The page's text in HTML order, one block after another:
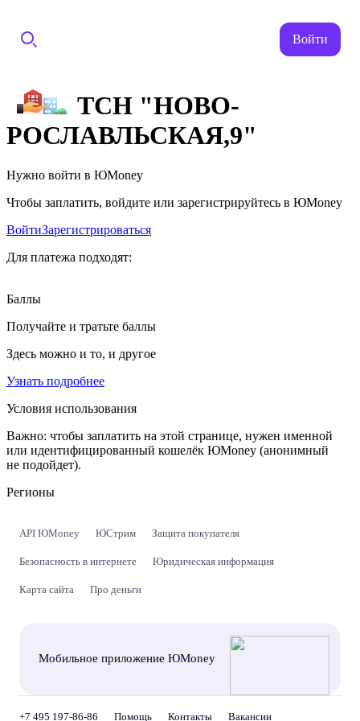
Войти
ТСН "НОВО-
РОСЛАВЛЬСКАЯ,9"
Нужно войти в ЮMoney
Чтобы заплатить, войдите или зарегистрируйтесь в ЮMoney
ВойтиЗарегистрироваться
Для платежа подходят:
Баллы
Получайте и тратьте баллы
Здесь можно и то, и другое
Узнать подробнее
Условия использования
Важно: чтобы заплатить на этой странице, нужен именной
или идентифицированный кошелёк ЮMoney (анонимный
не подойдет).
Регионы
API ЮMoney ЮСтрим Защита покупателя
Безопасность в интернете Юридическая информация
Карта сайта Про деньги
Мобильное приложение ЮMoney
+7 495 197-86-86 Помощь Контакты Вакансии